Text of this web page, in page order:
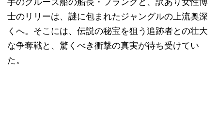
士のリリーは、謎に包まれたジャングルの上流奥深
くへ。そこには、伝説の秘宝を狙う追跡者との壮大
な争奪戦と、驚くべき衝撃の真実が待ち受けてい
た。